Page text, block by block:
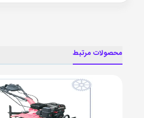
محصولات مرتبط